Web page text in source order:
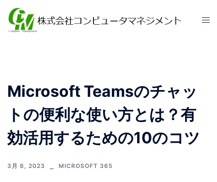
Microsoft Teamsのチャッ
トの便利な使い方とは？有
効活用するための10のコツ
3月 6, 2023 MICROSOFT 365